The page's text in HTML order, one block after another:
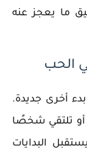
ما يعجز عنه
الحب
أخرى جديدة.
أو تلتقي شخصًا
البدايات